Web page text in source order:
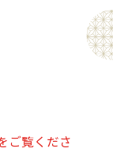
」として、
らしやお店
贈り物”と
ご覧くださ